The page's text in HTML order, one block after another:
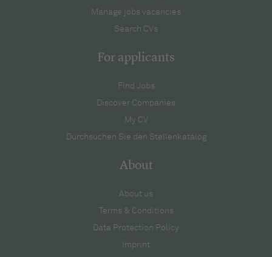
Manage jobs vacancies
Search CVs
For applicants
Find Jobs
Discover Companies
My CV
Durchsuchen Sie den Stellenkatalog
About
About us
Terms & Conditions
Data Protection Policy
Imprint